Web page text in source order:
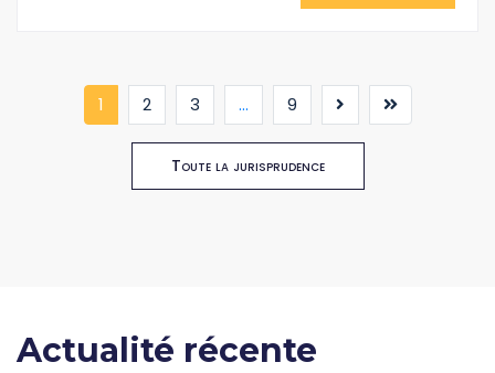
1 (current)
2 3 ... 9
Toute la jurisprudence
Actualité récente